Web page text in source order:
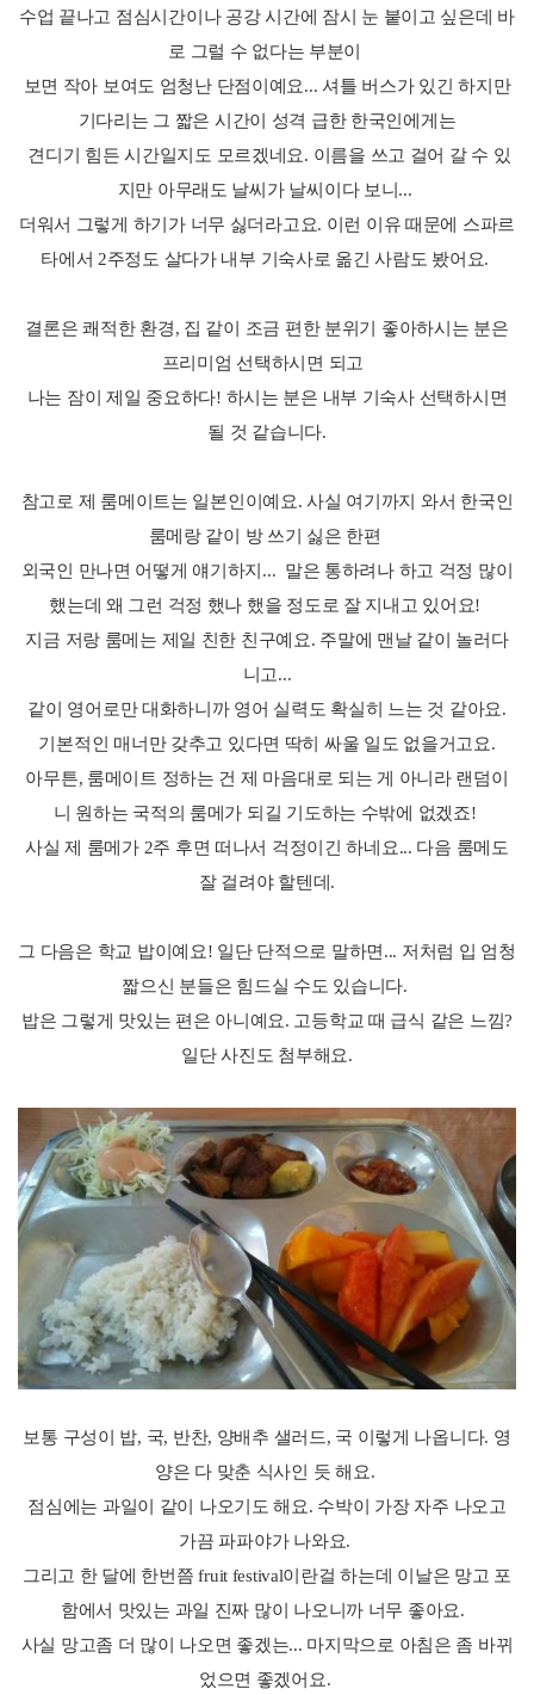
수업 끝나고 점심시간이나 공강 시간에 잠시 눈 붙이고 싶은데 바
로 그럴 수 없다는 부분이
보면 작아 보여도 엄청난 단점이예요... 셔틀 버스가 있긴 하지만
기다리는 그 짧은 시간이 성격 급한 한국인에게는
견디기 힘든 시간일지도 모르겠네요. 이름을 쓰고 걸어 갈 수 있
지만 아무래도 날씨가 날씨이다 보니...
더워서 그렇게 하기가 너무 싫더라고요. 이런 이유 때문에 스파르
타에서 2주정도 살다가 내부 기숙사로 옮긴 사람도 봤어요.
결론은 쾌적한 환경, 집 같이 조금 편한 분위기 좋아하시는 분은
프리미엄 선택하시면 되고
나는 잠이 제일 중요하다! 하시는 분은 내부 기숙사 선택하시면
될 것 같습니다.
참고로 제 룸메이트는 일본인이예요. 사실 여기까지 와서 한국인
룸메랑 같이 방 쓰기 싫은 한편
외국인 만나면 어떻게 얘기하지... 말은 통하려나 하고 걱정 많이
했는데 왜 그런 걱정 했나 했을 정도로 잘 지내고 있어요!
지금 저랑 룸메는 제일 친한 친구예요. 주말에 맨날 같이 놀러다
니고...
같이 영어로만 대화하니까 영어 실력도 확실히 느는 것 같아요.
기본적인 매너만 갖추고 있다면 딱히 싸울 일도 없을거고요.
아무튼, 룸메이트 정하는 건 제 마음대로 되는 게 아니라 랜덤이
니 원하는 국적의 룸메가 되길 기도하는 수밖에 없겠죠!
사실 제 룸메가 2주 후면 떠나서 걱정이긴 하네요... 다음 룸메도
잘 걸려야 할텐데.
그 다음은 학교 밥이예요! 일단 단적으로 말하면... 저처럼 입 엄청
짧으신 분들은 힘드실 수도 있습니다.
밥은 그렇게 맛있는 편은 아니예요. 고등학교 때 급식 같은 느낌?
일단 사진도 첨부해요.
보통 구성이 밥, 국, 반찬, 양배추 샐러드, 국 이렇게 나옵니다. 영
양은 다 맞춘 식사인 듯 해요.
점심에는 과일이 같이 나오기도 해요. 수박이 가장 자주 나오고
가끔 파파야가 나와요.
그리고 한 달에 한번쯤 fruit festival이란걸 하는데 이날은 망고 포
함에서 맛있는 과일 진짜 많이 나오니까 너무 좋아요.
사실 망고좀 더 많이 나오면 좋겠는... 마지막으로 아침은 좀 바뀌
었으면 좋겠어요.